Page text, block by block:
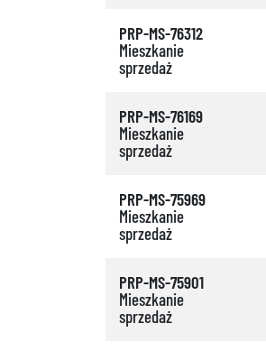
PRP-MS-76312
Mieszkanie
sprzedaż
PRP-MS-76169
Mieszkanie
sprzedaż
PRP-MS-75969
Mieszkanie
sprzedaż
PRP-MS-75901
Mieszkanie
sprzedaż